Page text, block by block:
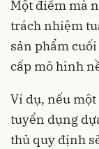
Một điểm mà
trách nhiệm
sản phẩm
cấp mô hình
Ví dụ, nếu
tuyển dụng
thủ quy định